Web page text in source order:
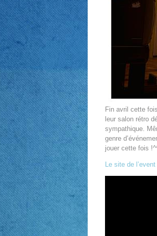
Fin avril cette
leur salon rétro
sympathique.
genre
jouer cette fois
Le site de